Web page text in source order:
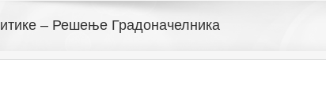
– Решење Градоначелника